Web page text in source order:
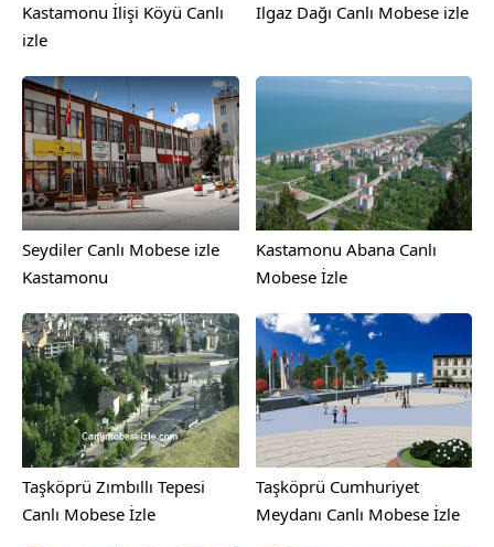
Kastamonu İlişi Köyü Canlı
izle
Ilgaz Dağı Canlı Mobese izle
Seydiler Canlı Mobese izle
Kastamonu
Kastamonu Abana Canlı
Mobese İzle
Taşköprü Zımbıllı Tepesi
Canlı Mobese İzle
Taşköprü Cumhuriyet
Meydanı Canlı Mobese İzle